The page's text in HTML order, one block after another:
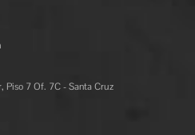
Piso 7 Of. 7C - Santa Cruz